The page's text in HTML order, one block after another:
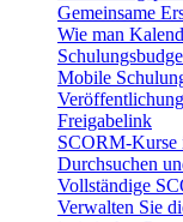
Gemeinsame
Wie man
Mobile
Freigabelink
SCORM-Kurse
Durchsuchen
Vollständige
Verwalten Sie